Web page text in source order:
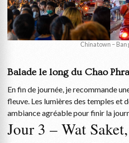
Chinatown –
Balade le long du Chao
En fin de journée, je recommande
fleuve. Les lumières des temples et
ambiance agréable pour finir la
Jour 3 – Wat